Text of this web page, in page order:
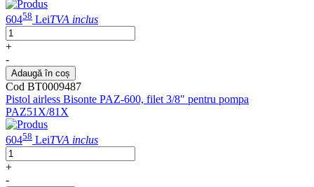
60458 LeiTVA inclus
+
-
Adaugă în coș
Cod BT0009487
Pistol airless Bisonte PAZ-600, filet 3/8" pentru pompa
PAZ51X/81X
60458 LeiTVA inclus
+
-